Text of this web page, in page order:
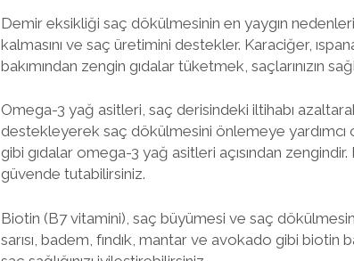
Demir eksikliği saç dökülmesinin en yaygın
kalmasını ve saç üretimini destekler. Karaciğer,
bakımından zengin gıdalar tüketmek, saçlarınızın
Omega-3 yağ asitleri, saç derisindeki iltihabı
destekleyerek saç dökülmesini önlemeye
gibi gıdalar omega-3 yağ asitleri açısından
güvende tutabilirsiniz.
Biotin (B7 vitamini), saç büyümesi ve saç
sarısı, badem, fındık, mantar ve avokado gibi biotin